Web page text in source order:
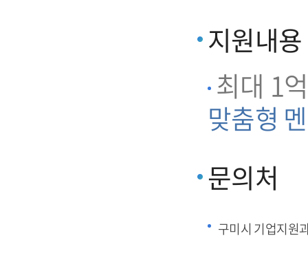
지원내용
최대 1
맞춤형
문의처
구미시 기업지원